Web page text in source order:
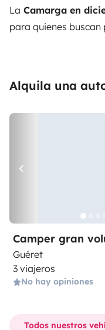
La Camarga en
para quienes
Alquila una
Camper gran
Guéret
3 viajeros
No hay opiniones
Todos nuestros